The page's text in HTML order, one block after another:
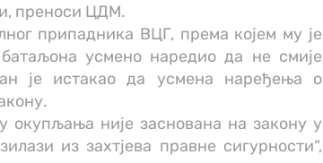
преноси ЦДМ.
припадника ВЦГ, према којем му је
усмено наредио да не смије
је истакао да усмена наређења о
окупљања није заснована на закону у
из захтјева правне сигурности“,